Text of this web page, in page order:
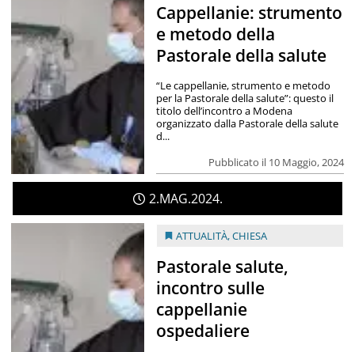
Cappellanie: strumento
e metodo della
Pastorale della salute
Pubblicato il 10 Maggio, 2024
“Le cappellanie, strumento e metodo
per la Pastorale della salute”: questo il
titolo dell’incontro a Modena
organizzato dalla Pastorale della salute
d...
2 MAG 2024
ATTUALITÀ,CHIESA
Pastorale salute,
incontro sulle
cappellanie
ospedaliere